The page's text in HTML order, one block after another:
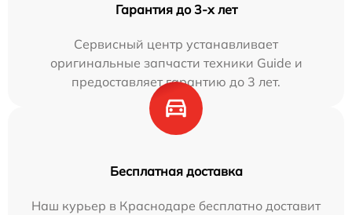
Гарантия до 3-х лет
Сервисный центр устанавливает
оригинальные запчасти техники Guide и
предоставляет гарантию до 3 лет.
Бесплатная доставка
Наш курьер в Краснодаре бесплатно доставит